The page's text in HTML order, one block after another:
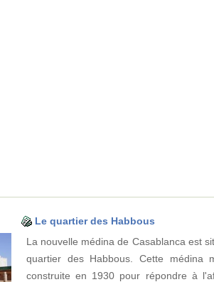
Le quartier des Habbous
La nouvelle médina de Casablanca est
quartier des Habbous. Cette médina
construite en 1930 pour répondre à